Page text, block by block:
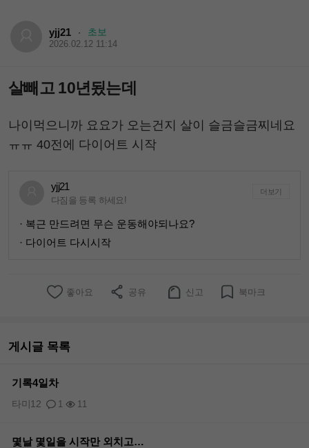
yjj21 · 초보
2026.02.12 11:14
살빼고 10년됬는데
나이먹으니까 요요가 오는건지 살이 슬금슬금찌네요
ㅠㅠ 40전에 다이어트 시작
yjj21
다짐을 등록 하세요!
더보기
· 복근 만드려면 무슨 운동해야되나요?
· 다이어트 다시시작
좋아요 공유 신고 북마크
게시글 목록
기록4일차
1 11
타미12
몇날 몇일을 시작만 외치고…